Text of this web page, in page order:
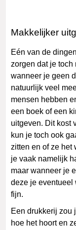
Makkelijker
Eén van de
zorgen dat je toch
wanneer je geen
natuurlijk veel
mensen hebben
een boek of een
uitgeven. Dit kost
kun je toch ook
zitten en of ze het
je vaak namelijk
maar wanneer je
deze je eventueel
fijn.
Een drukkerij zou
hoe het hoort en